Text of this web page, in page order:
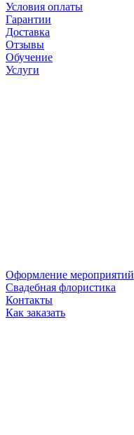
Условия оплаты
Гарантии
Доставка
Отзывы
Обучение
Услуги
Оформление мероприятий
Свадебная флористика
Контакты
Как заказать